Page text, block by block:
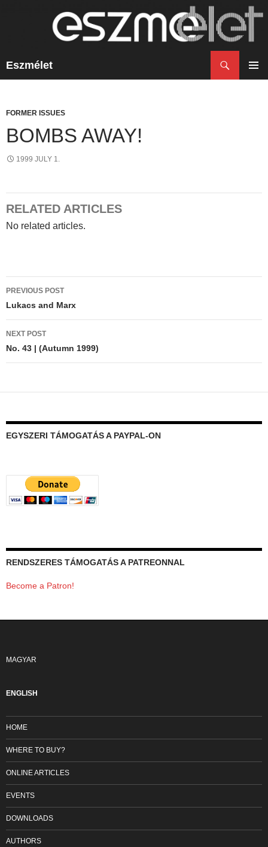
Eszmélet
FORMER ISSUES
BOMBS AWAY!
1999 JULY 1.
RELATED ARTICLES
No related articles.
Post
navigation
PREVIOUS POST
Lukacs and Marx
NEXT POST
No. 43 | (Autumn 1999)
EGYSZERI TÁMOGATÁS A PAYPAL-ON
RENDSZERES TÁMOGATÁS A PATREONNAL
Become a Patron!
MAGYAR
ENGLISH
HOME
WHERE TO BUY?
ONLINE ARTICLES
EVENTS
DOWNLOADS
AUTHORS